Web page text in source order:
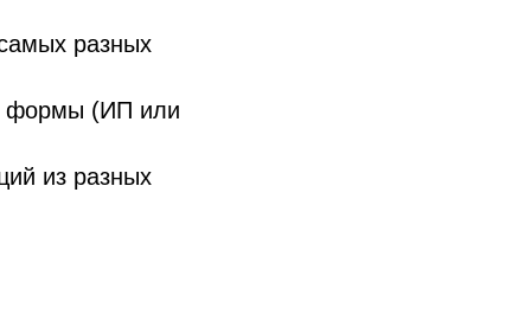
разных
формы (ИП или
из разных